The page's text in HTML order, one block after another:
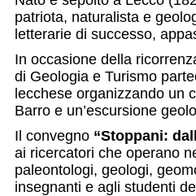
patriota, naturalista e
letterarie di successo,
In occasione della
di Geologia e Turismo
lecchese organizzando un
Barro e un’escursione
Il convegno “Stoppani:
ai ricercatori che operano
paleontologi, geologi,
insegnanti e agli studenti